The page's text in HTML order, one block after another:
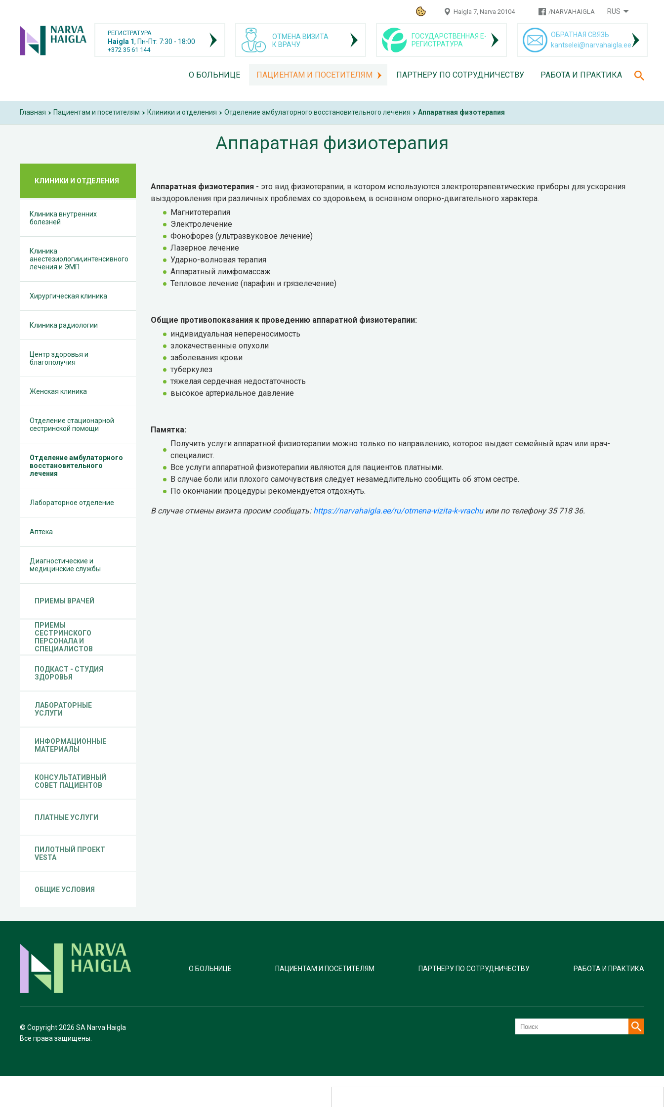
RUS
Haigla 7, Narva 20104 /NARVAHAIGLA
РЕГИСТРАТУРА
Haigla 1, Пн-Пт: 7:30 - 18:00
+372 35 61 144
ОТМЕНА ВИЗИТА
К ВРАЧУ
ГОСУДАРСТВЕННАЯ Е-
РЕГИСТРАТУРА
ОБРАТНАЯ СВЯЗЬ
kantselei@narvahaigla.ee
О БОЛЬНИЦЕ ПАЦИЕНТАМ И ПОСЕТИТЕЛЯМ ПАРТНЕРУ ПО СОТРУДНИЧЕСТВУ РАБОТА И ПРАКТИКА
Главная Пациентам и посетителям Клиники и отделения Отделение амбулаторного восстановительного лечения Аппаратная физотерапия
Аппаратная физиотерапия
КЛИНИКИ И ОТДЕЛЕНИЯ
Клиника внутренних
болезней
Клиника
анестезиологии,интенсивного
лечения и ЭМП
Хирургическая клиника
Клиника радиологии
Центр здоровья и
благополучия
Женская клиника
Отделение стационарной
сестринской помощи
Отделение амбулаторного
восстановительного
лечения
Лабораторное отделение
Аптека
Диагностические и
медицинские службы
ПРИЕМЫ ВРАЧЕЙ
ПРИЕМЫ
СЕСТРИНСКОГО
ПЕРСОНАЛА И
СПЕЦИАЛИСТОВ
ПОДКАСТ - СТУДИЯ
ЗДОРОВЬЯ
ЛАБОРАТОРНЫЕ
УСЛУГИ
ИНФОРМАЦИОННЫЕ
МАТЕРИАЛЫ
КОНСУЛЬТАТИВНЫЙ
СОВЕТ ПАЦИЕНТОВ
ПЛАТНЫЕ УСЛУГИ
ПИЛОТНЫЙ ПРОЕКТ
VESTA
ОБЩИЕ УСЛОВИЯ
Аппаратная физиотерапия - это вид физиотерапии, в котором используются электротерапевтические приборы для ускорения
выздоровления при различных проблемах со здоровьем, в основном опорно-двигательного характера.
Магнитотерапия
Электролечение
Фонофорез (ультразвуковое лечение)
Лазерное лечение
Ударно-волновая терапия
Аппаратный лимфомассаж
Тепловое лечение (парафин и грязелечение)
Общие противопоказания к проведению аппаратной физиотерапии:
индивидуальная непереносимость
злокачественные опухоли
заболевания крови
туберкулез
тяжелая сердечная недостаточность
высокое артериальное давление
Памятка:
Получить услуги аппаратной физиотерапии можно только по направлению, которое выдает семейный врач или врач-
специалист.
Все услуги аппаратной физиотерапии являются для пациентов платными.
В случае боли или плохого самочувствия следует незамедлительно сообщить об этом сестре.
По окончании процедуры рекомендуется отдохнуть.
В случае отмены визита просим сообщать: https://narvahaigla.ee/ru/otmena-vizita-k-vrachuили по телефону 35 718 36.
О БОЛЬНИЦЕ ПАЦИЕНТАМ И ПОСЕТИТЕЛЯМ ПАРТНЕРУ ПО СОТРУДНИЧЕСТВУ РАБОТА И ПРАКТИКА
© Copyright2026 SA Narva Haigla
Все права защищены.